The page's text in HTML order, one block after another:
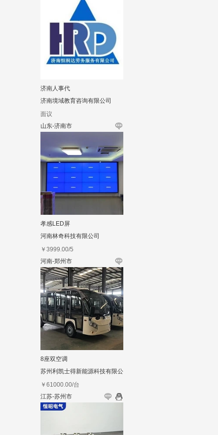
济南人事代
济南境域教育咨询有限公司
面议
山东-济南市
孝感LED屏
河南林奇科技有限公司
￥ 3999.00/5
河南-郑州市
8座双空调
苏州利凯士得新能源科技有限公
司
￥ 61000.00/台
江苏-苏州市